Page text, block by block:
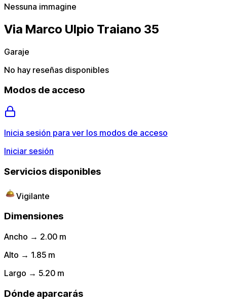
Nessuna immagine
Via Marco Ulpio Traiano 35
Garaje
No hay reseñas disponibles
Modos de acceso
Inicia sesión para ver los modos de acceso
Iniciar sesión
Servicios disponibles
Vigilante
Dimensiones
Ancho → 2.00 m
Alto → 1.85 m
Largo → 5.20 m
Dónde aparcarás